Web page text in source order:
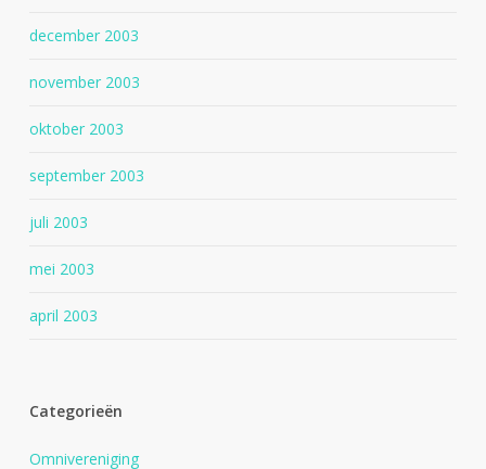
december 2003
november 2003
oktober 2003
september 2003
juli 2003
mei 2003
april 2003
Categorieën
Omnivereniging